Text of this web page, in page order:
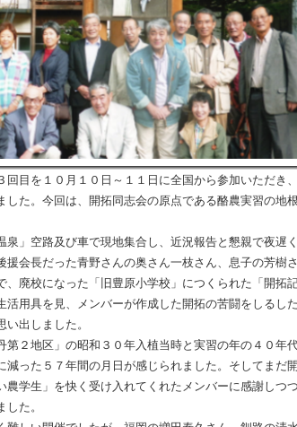
目を１０月１０日～１１日に全国から参加いただき
した。今回は、開拓同志会の原点である酪農実習の地
」空路及び車で現地集合し、近況報告と懇親で夜遅
援会長だった青野さんの奥さん一枝さん、息子の芳樹
、廃校になった「旧豊原小学校」につくられた「開拓
活用具を見、メンバーが作成した開拓の苦闘をしるし
出しました。
２地区」の昭和３０年入植当時と実習の年の４０年
減った５７年間の月日が感じられました。そしてまだ
農学生」を快く受け入れてくれたメンバーに感謝しつ
た。